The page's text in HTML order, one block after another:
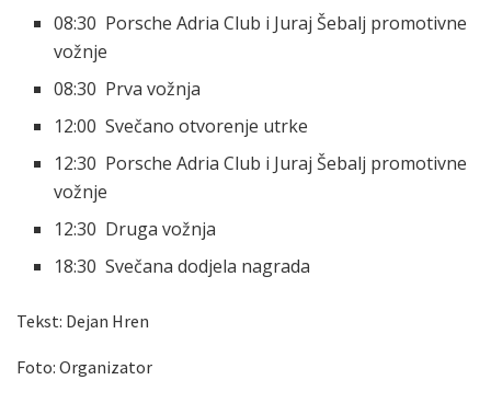
08:30 Porsche Adria Club i Juraj Šebalj promotivne
vožnje
08:30 Prva vožnja
12:00 Svečano otvorenje utrke
12:30 Porsche Adria Club i Juraj Šebalj promotivne
vožnje
12:30 Druga vožnja
18:30 Svečana dodjela nagrada
Tekst: Dejan Hren
Foto: Organizator